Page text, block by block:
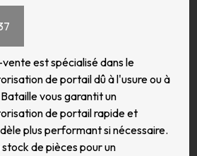
est spécialisé dans le
de portail dû à l'usure ou à
vous garantit un
de portail rapide et
plus performant si nécessaire.
de pièces pour un